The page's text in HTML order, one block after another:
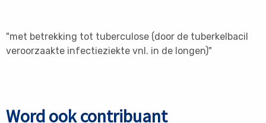
"met betrekking tot tuberculose (door de tuberkelbacil
veroorzaakte infectieziekte vnl. in de longen)"
Word ook contribuant